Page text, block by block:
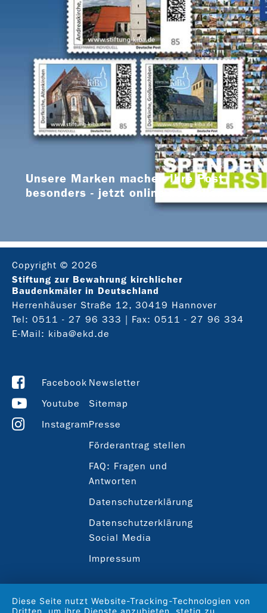
Unsere Marken machen Ihre Post
besonders - jetzt online bestellen
Copyright © 2026
Stiftung zur Bewahrung kirchlicher
Baudenkmäler in Deutschland
Herrenhäuser Straße 12, 30419 Hannover
Tel: 0511 - 27 96 333
| Fax: 0511 - 27 96 334
E-Mail: kiba@ekd.de
Facebook
Youtube
Instagram
Newsletter
Sitemap
Presse
Förderantrag stellen
FAQ: Fragen und
Antworten
Datenschutzerklärung
Datenschutzerklärung
Social Media
Impressum
Diese Seite nutzt Website-Tracking-Technologien von
Dritten, um ihre Dienste anzubieten, stetig zu